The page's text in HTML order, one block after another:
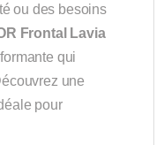
ou des besoins
Frontal Lavia
qui
une
pour